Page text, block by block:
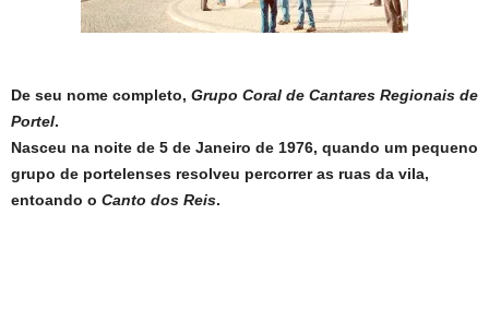
De seu nome completo, Grupo Coral de Cantares Regionais de
Portel.
Nasceu na noite de 5 de Janeiro de 1976, quando um pequeno
grupo de portelenses resolveu percorrer as ruas da vila,
entoando o Canto dos Reis.